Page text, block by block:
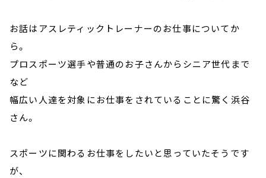
お話はアスレティックトレーナーのお仕事についてか
ら。
プロスポーツ選手や普通のお子さんからシニア世代まで
など
幅広い人達を対象にお仕事をされていることに驚く浜谷
さん。
スポーツに関わるお仕事をしたいと思っていたそうです
が、